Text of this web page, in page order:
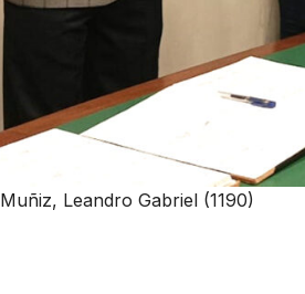
Muñiz, Leandro Gabriel (1190)